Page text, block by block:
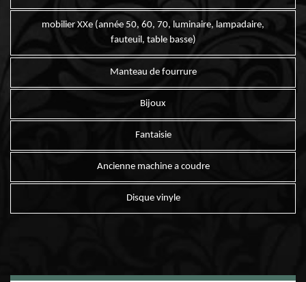
mobilier XXe (année 50, 60, 70, luminaire, lampadaire,
fauteuil, table basse)
Manteau de fourrure
Bijoux
Fantaisie
Ancienne machine a coudre
Disque vinyle